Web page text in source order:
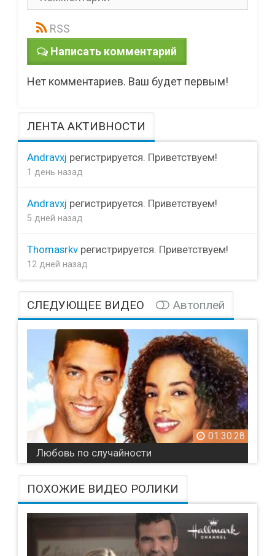
RSS
Написать комментарий
Нет комментариев. Ваш будет первым!
ЛЕНТА АКТИВНОСТИ
Andravxj регистрируется. Приветствуем!
1 день назад
Andravxj регистрируется. Приветствуем!
5 дней назад
Thomasrkvрегистрируется. Приветствуем!
12 дней назад
СЛЕДУЮЩЕЕ ВИДЕО Автоплей
01:30:28
Любовь по случайности
ПОХОЖИЕ ВИДЕО РОЛИКИ